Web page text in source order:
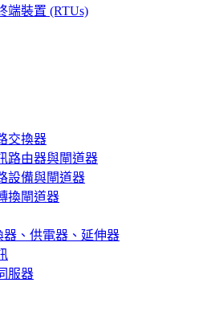
端裝置 (RTUs)
交換器
路由器與閘道器
設備與閘道器
換閘道器
器、供電器、延伸器
服器